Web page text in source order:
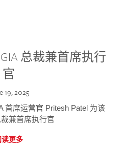
总裁兼首席执行
官
19, 2025
首席运营官 Pritesh Patel 为该
兼首席执行官
读更多